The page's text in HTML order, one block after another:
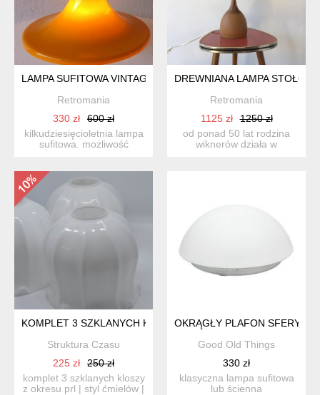
LAMPA SUFITOWA VINTAGE
Retromania
330 zł
600 zł
kilkudziesięcioletnia lampa
sufitowa. możliwość
DREWNIANA LAMPA
Retromania
1125 zł
1250 zł
od ponad 50 lat rodzina
wiknerów działa w
KOMPLET 3 SZKLANYCH KLOSZY Z OKRESU PRL | STYL
Struktura Czasu
225 zł
250 zł
komplet 3 szklanych kloszy
z okresu prl | styl ćmielów |
OKRĄGŁY PLAFON
Good Old Things
330 zł
klasyczna lampa sufitowa
lub ścienna